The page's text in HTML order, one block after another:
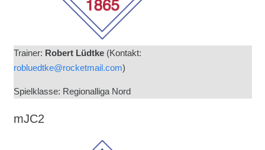
Trainer: Robert Lüdtke(Kontakt:
robluedtke@rocketmail.com)
Spielklasse: Regionalliga Nord
mJC2